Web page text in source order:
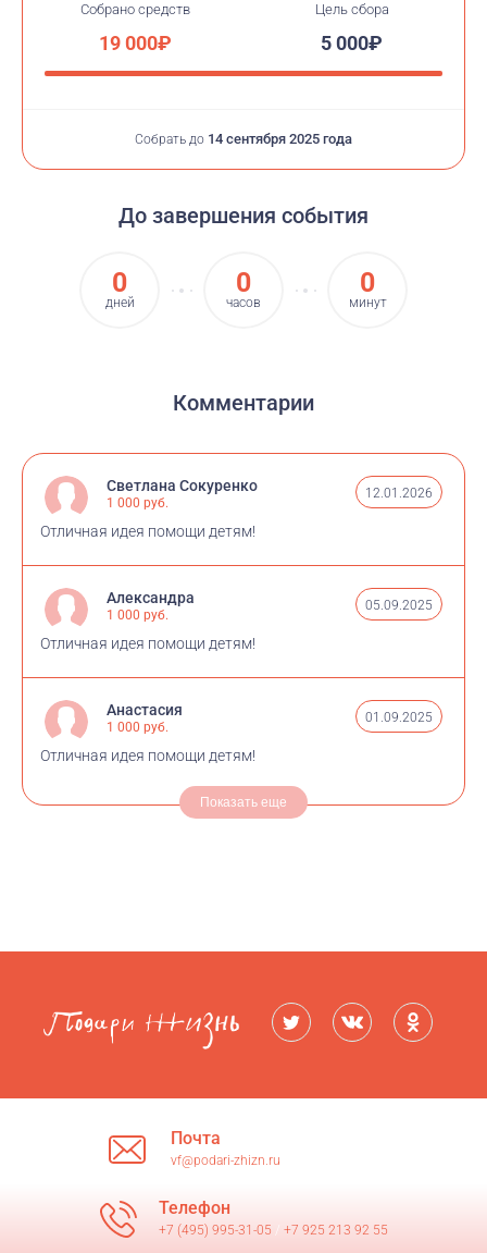
Собрано средств
19 000₽
Цель сбора
5 000₽
Собрать до 14 сентября 2025 года
До завершения события
0
дней
0
часов
0
минут
Комментарии
Светлана Сокуренко
1 000 руб.
12.01.2026
Отличная идея помощи детям!
Александра
1 000 руб.
05.09.2025
Отличная идея помощи детям!
Анастасия
1 000 руб.
01.09.2025
Отличная идея помощи детям!
Показать еще
Почта
vf@podari-zhizn.ru
Телефон
+7 (495) 995-31-05 +7 925 213 92 55